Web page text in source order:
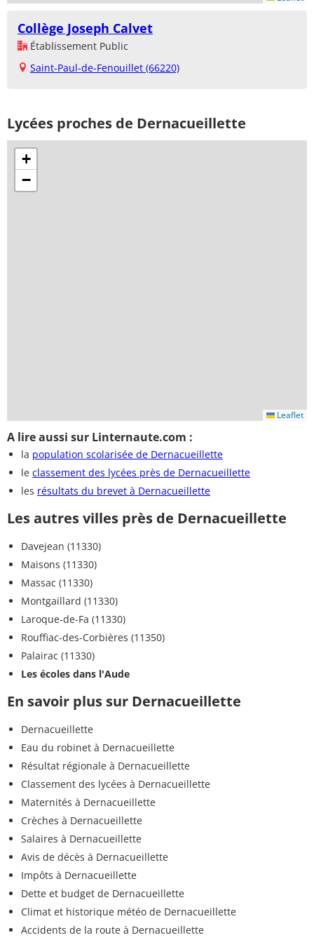
Collège Joseph Calvet
Établissement Public
Saint-Paul-de-Fenouillet (66220)
Lycées proches de Dernacueillette
+
−
Leaflet
A lire aussi sur Linternaute.com :
la population scolarisée de Dernacueillette
le classement des lycées près de Dernacueillette
les résultats du brevet à Dernacueillette
Les autres villes près de Dernacueillette
Davejean (11330)
Maisons (11330)
Massac (11330)
Montgaillard (11330)
Laroque-de-Fa (11330)
Rouffiac-des-Corbières (11350)
Palairac (11330)
Les écoles dans l'Aude
En savoir plus sur Dernacueillette
Dernacueillette
Eau du robinet à Dernacueillette
Résultat régionale à Dernacueillette
Classement des lycées à Dernacueillette
Maternités à Dernacueillette
Crèches à Dernacueillette
Salaires à Dernacueillette
Avis de décès à Dernacueillette
Impôts à Dernacueillette
Dette et budget de Dernacueillette
Climat et historique météo de Dernacueillette
Accidents de la route à Dernacueillette